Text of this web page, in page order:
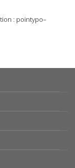
: pointypo–